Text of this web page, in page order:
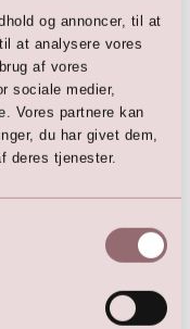
og annoncer, til at
at analysere vores
af vores
sociale medier,
Vores partnere kan
du har givet dem,
deres tjenester.
Brudekjole
DKK